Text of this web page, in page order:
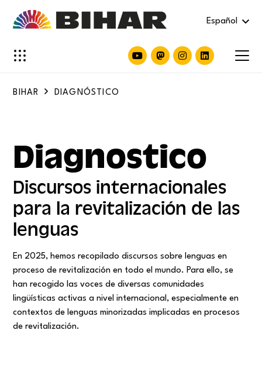
Español
BIHAR DIAGNÓSTICO
Diagnostico
Discursos internacionales
para la revitalización de las
lenguas
En 2025, hemos recopilado discursos sobre lenguas en
proceso de revitalización en todo el mundo. Para ello, se
han recogido las voces de diversas comunidades
lingüísticas activas a nivel internacional, especialmente en
contextos de lenguas minorizadas implicadas en procesos
de revitalización.